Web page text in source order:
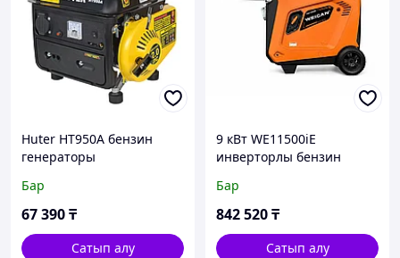
Huter HT950A бензин
генераторы
Бар
67 390₸
Сатып алу
9 кВт WE11500iE
инверторлы бензин
Бар
842 520₸
Сатып алу